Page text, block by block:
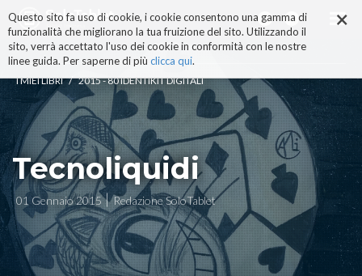
×
Questo sito fa uso di cookie, i cookie consentono una gamma di
funzionalità che migliorano la tua fruizione del sito. Utilizzando il
sito, verrà accettato l'uso dei cookie in conformità con le nostre
linee guida. Per saperne di più clicca qui.
ai
contenuti.
|
alla
navigazione
I MIEI LIBRI / 2015 - 80 IDENTIKIT DIGITALI
Tecnoliquidi
01 Gennaio 2015 Redazione SoloTablet